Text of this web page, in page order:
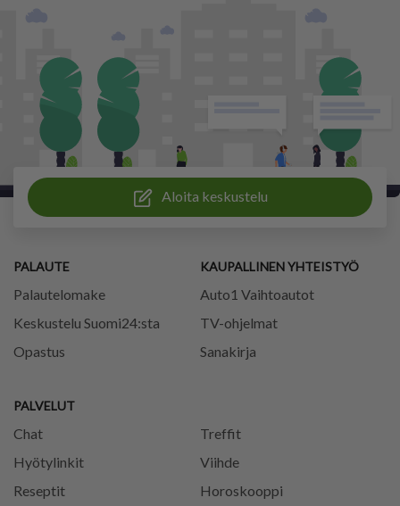
Aloita keskustelu
PALAUTE
Palautelomake
Keskustelu Suomi24:sta
Opastus
PALVELUT
Chat
Treffit
Hyötylinkit
Viihde
Reseptit
Horoskooppi
KAUPALLINEN YHTEISTYÖ
Auto1 Vaihtoautot
TV-ohjelmat
Sanakirja